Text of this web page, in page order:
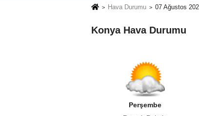
Hava Durumu 07 Ağustos
Konya Hava Durumu
Perşembe